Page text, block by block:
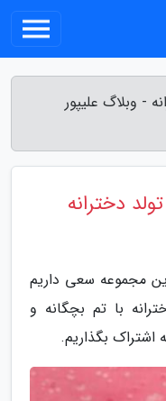
- وبلاگ علیپور
دخترانه
مجموعه سعی داریم
با تم بچگانه و
اشتراک بگذاریم.